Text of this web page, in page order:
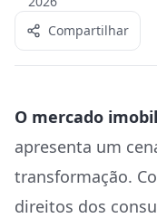
Compartilhar
O mercado
apresenta um
transformação.
direitos dos